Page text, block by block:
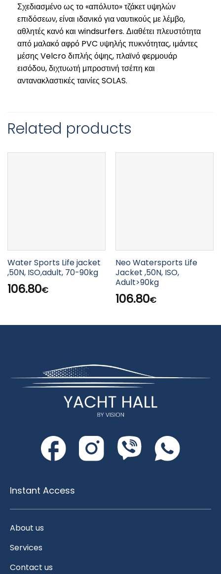
Σχεδιασμένο ως το «απόλυτο» τζάκετ υψηλών
επιδόσεων, είναι ιδανικό για ναυτικούς με λέμβο,
αθλητές κανό και windsurfers. Διαθέτει πλευστότητα
από μαλακό αφρό PVC υψηλής πυκνότητας, ιμάντες
μέσης Velcro διπλής όψης, πλαϊνό φερμουάρ
εισόδου, διχτυωτή μπροστινή τσέπη και
αντανακλαστικές ταινίες SOLAS.
Related products
Water Sports Life jacket
,50N, ISO,adult, 70-90kg
106.80€
Neo Watersports Life
Jacket ,50N, ISO,
Adult>90kg
106.80€
Instant Access
About us
Services
Contact us